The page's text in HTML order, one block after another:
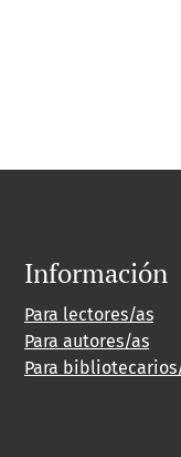
Información
Para lectores/as
Para autores/as
Para